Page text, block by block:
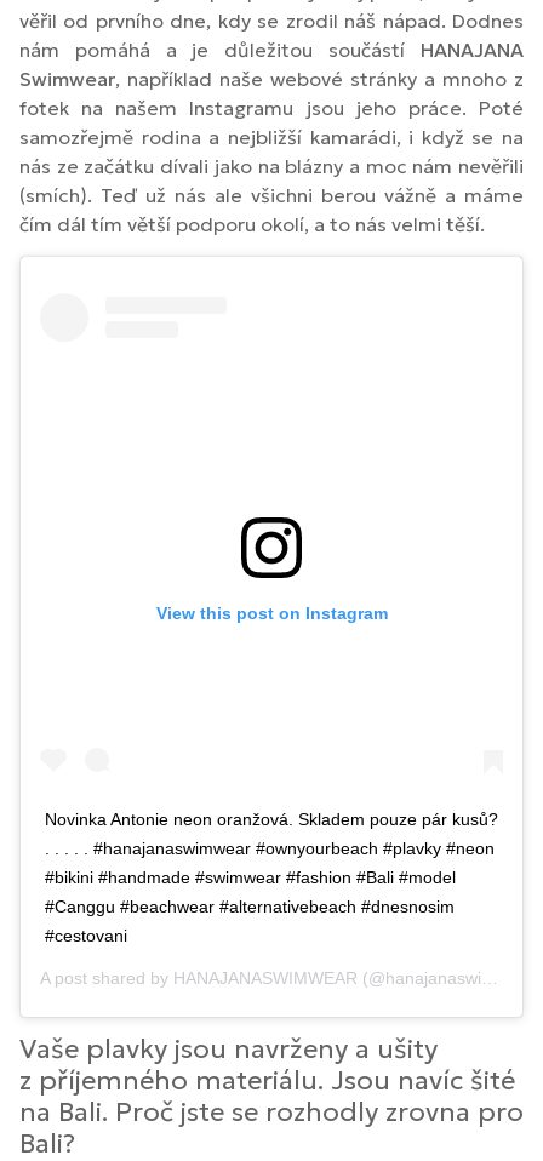
věřil od prvního dne, kdy se zrodil náš nápad. Dodnes
nám pomáhá a je důležitou součástí HANAJANA
Swimwear, například naše webové stránky a mnoho z
fotek na našem Instagramu jsou jeho práce. Poté
samozřejmě rodina a nejbližší kamarádi, i když se na
nás ze začátku dívali jako na blázny a moc nám nevěřili
(smích). Teď už nás ale všichni berou vážně a máme
čím dál tím větší podporu okolí, a to nás velmi těší.
View this post on Instagram
Novinka Antonie neon oranžová. Skladem pouze pár kusů?
. . . . . #hanajanaswimwear #ownyourbeach #plavky #neon
#bikini #handmade #swimwear #fashion #Bali #model
#Canggu #beachwear #alternativebeach #dnesnosim
#cestovani
A post shared by HANAJANASWIMWEAR (@hanajanaswimwear) on
Vaše plavky jsou navrženy a ušity
z příjemného materiálu. Jsou navíc šité
na Bali. Proč jste se rozhodly zrovna pro
Bali?